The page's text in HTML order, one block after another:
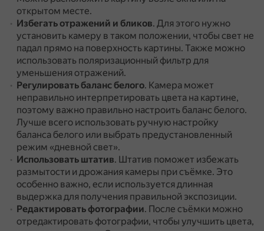
открытом месте.
Избегать отражений и бликов. Для этого нужно
установить камеру в таком положении, чтобы свет не
падал прямо на поверхность картины. Также можно
использовать поляризационный фильтр для
уменьшения отражений.
Регулировать баланс белого. Камера может
неправильно интерпретировать цвета на картине,
поэтому важно правильно настроить баланс белого.
Лучше всего использовать ручную настройку
баланса белого или выбрать предустановленный
режим «дневной свет».
Использовать штатив. Штатив поможет избежать
размытости и дрожания камеры при съёмке. Это
особенно важно, если используется длинная
выдержка для получения правильной экспозиции.
Редактировать фотографии. После съёмки можно
отредактировать фотографии, чтобы улучшить цвета,